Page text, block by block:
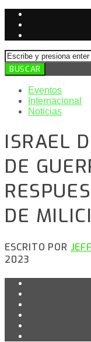
Eventos
Internacional
Noticias
ISRAEL
DE
DE
ESCRITO POR
2023